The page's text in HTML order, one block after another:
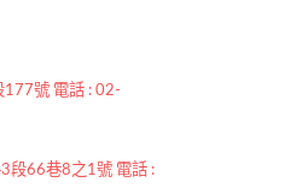
177號 電話 : 02-
段66巷8之1號 電話 :